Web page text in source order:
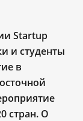
Startup
и студенты
в
стран. О